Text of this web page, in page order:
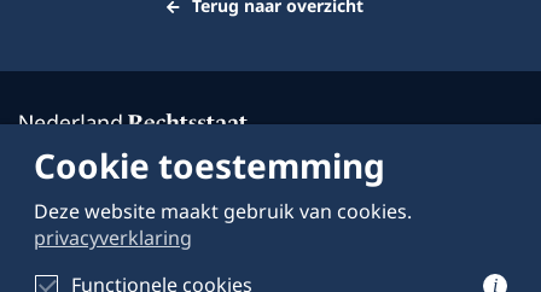
Terug naar overzicht
Over deze website
Schrijven voor
Cookie toestemming
Deze website maakt gebruik van cookies.
privacyverklaring
i